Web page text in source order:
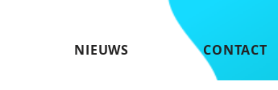
NIEUWS CONTACT